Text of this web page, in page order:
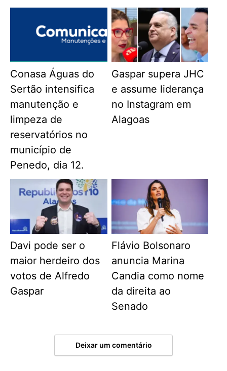
Conasa Águas do
Sertão intensifica
manutenção e
limpeza de
reservatórios no
município de
Penedo, dia 12.
Gaspar supera JHC
e assume liderança
no Instagram em
Alagoas
Davi pode ser o
maior herdeiro dos
votos de Alfredo
Gaspar
Flávio Bolsonaro
anuncia Marina
Candia como nome
da direita ao
Senado
Deixar um comentário